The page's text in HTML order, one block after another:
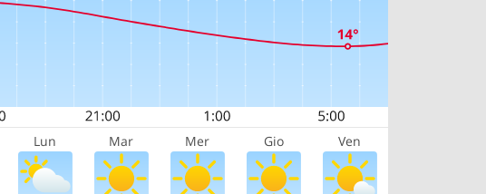
Lun Mar Mer Gio Ven